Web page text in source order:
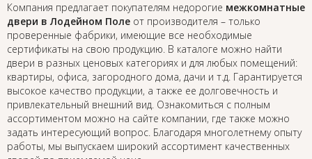
Компания предлагает покупателям недорогие межкомнатные
двери в Лодейном Поле от производителя – только
проверенные фабрики, имеющие все необходимые
сертификаты на свою продукцию. В каталоге можно найти
двери в разных ценовых категориях и для любых помещений:
квартиры, офиса, загородного дома, дачи и т.д. Гарантируется
высокое качество продукции, а также ее долговечность и
привлекательный внешний вид. Ознакомиться с полным
ассортиментом можно на сайте компании, где также можно
задать интересующий вопрос. Благодаря многолетнему опыту
работы, мы выпускаем широкий ассортимент качественных